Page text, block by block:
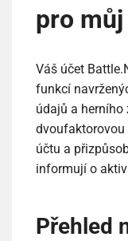
pro
Váš účet
funkcí
údajů a
účtu a
informují o
Přehled